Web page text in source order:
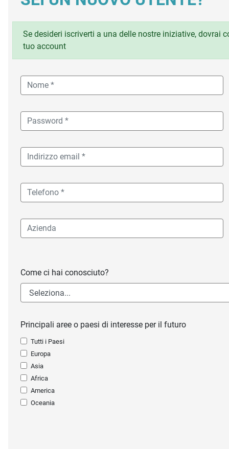
Se desideri iscriverti a una delle nostre iniziative,
tuo account
Come ci hai conosciuto?
Principali aree o paesi di interesse per il futuro
Tutti i Paesi
Europa
Asia
Africa
America
Oceania